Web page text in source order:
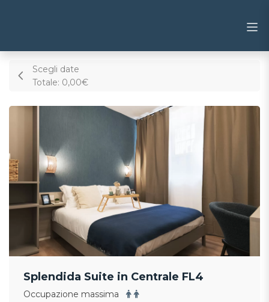
Scegli date
Totale: 0,00€
Splendida Suite in Centrale FL4
Occupazione massima